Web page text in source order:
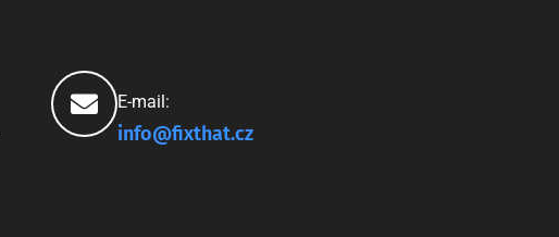
E-mail:
info@fixthat.cz